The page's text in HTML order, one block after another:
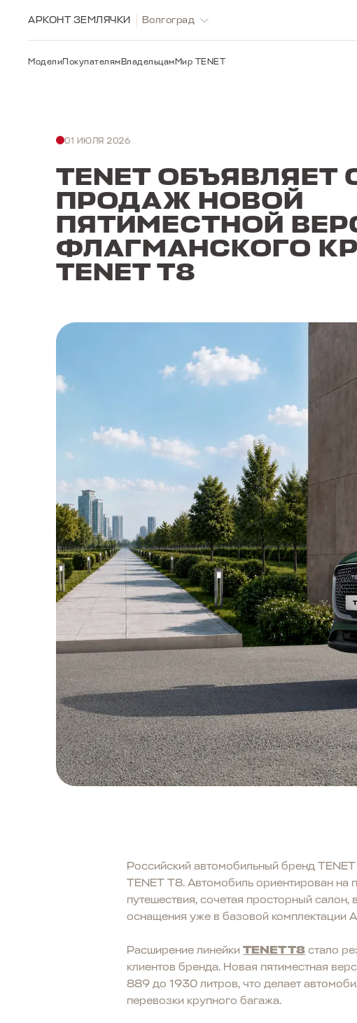
МоделиПокупателямВладельцамМир TENET
АРКОНТ ЗЕМЛЯЧКИ Волгоград
01 ИЮЛЯ 2026
TENET ОБЪЯВЛЯЕТ
ПРОДАЖ НОВОЙ
ПЯТИМЕСТНОЙ
ФЛАГМАНСКОГО
TENET T8
Российский автомобильный бренд
TENET T8. Автомобиль ориентирован на
путешествия, сочетая просторный
оснащения уже в базовой комплектации
Расширение линейкиTENET T8 стало
клиентов бренда. Новая пятиместная
889 до 1930 литров, что делает
перевозки крупного багажа.